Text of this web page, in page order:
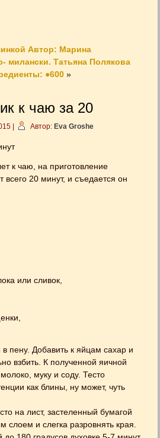
Автор: Марина
милански. Татьяна Полякова
●600»
к чаю за 20
Автор: Eva Groshe
к чаю, на приготовление
всего 20 минут, и съедается он
или сливок,
пену. Добавить к яйцам сахар и
взбить. К полученной яичной
муку и соду. Тесто
как блины, ну может, чуть
на лист, застеленный бумагой
слоем и слегка разровнять края.